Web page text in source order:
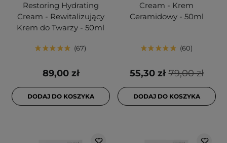
Restoring Hydrating
Cream - Rewitalizujący
Krem do Twarzy - 50ml
67
89,00 zł
DODAJ DO KOSZYKA
Cream - Krem
Ceramidowy - 50ml
60
79,00 zł
55,30 zł
DODAJ DO KOSZYKA